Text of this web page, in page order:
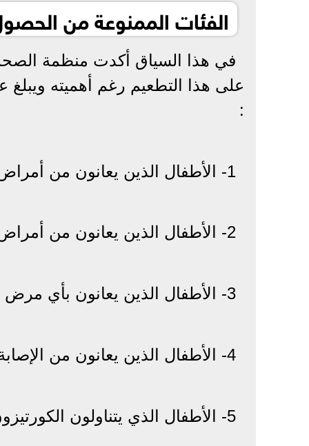
الفئات الممنوعة من
في هذا السياق أكدت منظمة
:
1- الأطفال الذين يعانون من أمراض نقص المناعة.
2- الأطفال الذين يعانون من أمراض الحساسية الشديدة.
3- الأطفال الذين يعانون بأي مرض متوسط أو شديد.
4- الأطفال الذين يعانون من الإصابة بنزلة معوية.
5- الأطفال الذي يتناولون الكورتيزون.